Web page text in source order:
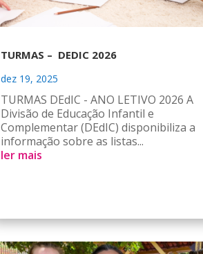
TURMAS – DEDIC 2026
dez 19, 2025
TURMAS DEdIC - ANO LETIVO 2026 A
Divisão de Educação Infantil e
Complementar (DEdIC) disponibiliza a
informação sobre as listas...
ler mais